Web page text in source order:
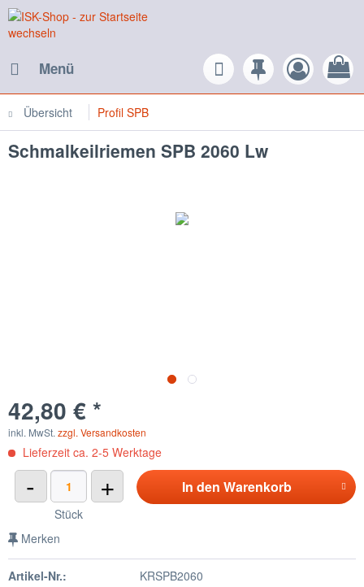
Menü
Übersicht Profil SPB
Schmalkeilriemen SPB 2060 Lw
42,80 € *
inkl. MwSt. zzgl. Versandkosten
Lieferzeit ca. 2-5 Werktage
- +
Stück
In den Warenkorb
Merken
Artikel-Nr.: KRSPB2060